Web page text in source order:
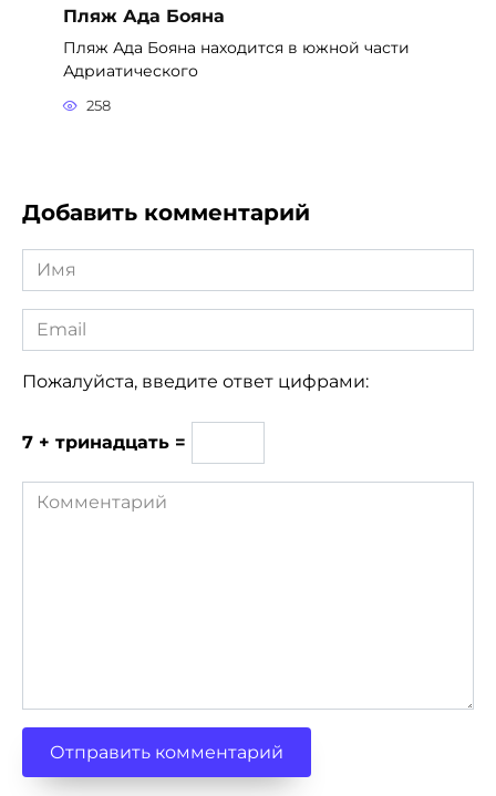
Пляж Ада Бояна
Пляж Ада Бояна находится в южной части
Адриатического
258
Добавить комментарий
Имя
*
Email
*
Пожалуйста, введите ответ цифрами:
7 + тринадцать =
Комментарий